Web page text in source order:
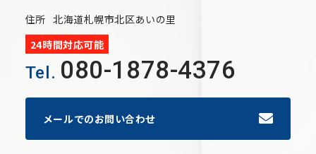
住所 北海道札幌市北区あいの里
24時間対応可能
Tel. 080-1878-4376
メールでのお問い合わせ